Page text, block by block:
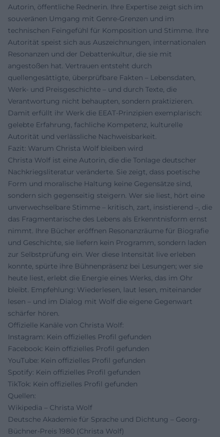
Autorin, öffentliche Rednerin. Ihre Expertise zeigt sich im
souveränen Umgang mit Genre-Grenzen und im
technischen Feingefühl für Komposition und Stimme. Ihre
Autorität speist sich aus Auszeichnungen, internationalen
Resonanzen und der Debattenkultur, die sie mit
angestoßen hat. Vertrauen entsteht durch
quellengesättigte, überprüfbare Fakten – Lebensdaten,
Werk- und Preisgeschichte – und durch Texte, die
Verantwortung nicht behaupten, sondern praktizieren.
Damit erfüllt ihr Werk die EEAT-Prinzipien exemplarisch:
gelebte Erfahrung, fachliche Kompetenz, kulturelle
Autorität und verlässliche Nachweisbarkeit.
Fazit: Warum Christa Wolf bleiben wird
Christa Wolf ist eine Autorin, die die Tonlage deutscher
Nachkriegsliteratur veränderte. Sie zeigt, dass poetische
Form und moralische Haltung keine Gegensätze sind,
sondern sich gegenseitig steigern. Wer sie liest, hört eine
unverwechselbare Stimme – kritisch, zart, insistierend –, die
das Fragmentarische des Lebens als Erkenntnisform ernst
nimmt. Ihre Bücher eröffnen Resonanzräume für Biografie
und Geschichte, sie liefern kein Programm, sondern laden
zur Selbstprüfung ein. Wer diese Intensität live erleben
konnte, spürte ihre Bühnenpräsenz bei Lesungen; wer sie
heute liest, erlebt die Energie eines Werks, das im Ohr
bleibt. Empfehlung: Wiederlesen, laut lesen, miteinander
lesen – und im Dialog mit Wolf die eigene Gegenwart
schärfer hören.
Offizielle Kanäle von Christa Wolf:
Instagram: Kein offizielles Profil gefunden
Facebook: Kein offizielles Profil gefunden
YouTube: Kein offizielles Profil gefunden
Spotify: Kein offizielles Profil gefunden
TikTok: Kein offizielles Profil gefunden
Quellen:
Wikipedia – Christa Wolf
Deutsche Akademie für Sprache und Dichtung – Georg-
Büchner-Preis 1980 (Christa Wolf)